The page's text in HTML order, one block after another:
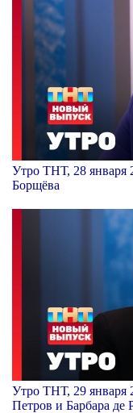
Утро ТНТ, 28 января
Борщёва
Утро ТНТ, 29 января
Петров и Барбара де